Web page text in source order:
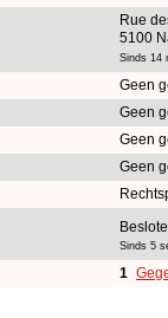
Rue
5100
Sinds 14
Geen
Geen
Geen
Geen
Sinds 5
1